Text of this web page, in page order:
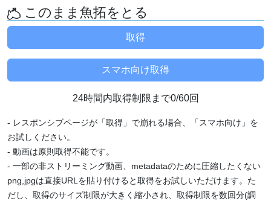
このまま魚拓をとる
24時間内取得制限まで0/60回
- レスポンシブページが「取得」で崩れる場合、「スマホ向け」を
お試しください。
- 動画は原則取得不能です。
- 一部の非ストリーミング動画、metadataのために圧縮したくない
png,jpgは直接URLを貼り付けると取得をお試しいただけます。た
だし、取得のサイズ制限が大きく縮小され、取得制限を数回分(調